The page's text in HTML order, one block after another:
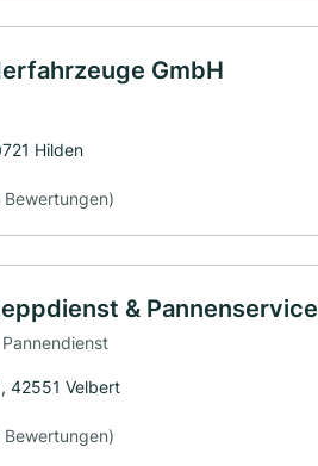
GmbH
Hilden
Bewertungen)
& Pannenservice
42551 Velbert
Bewertungen)